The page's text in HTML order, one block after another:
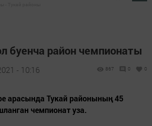
буенча район чемпионаты
- 10:16 867 0 0
арасында Тукай районының 45
чемпионат уза.